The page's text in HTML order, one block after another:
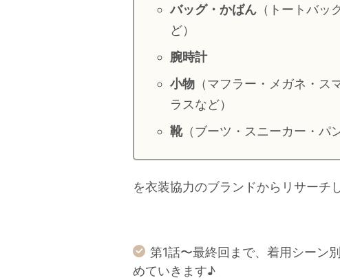
バッグ・かばん （トートバ
ど）
腕時計
小物 （マフラー・メガネ・
ラスなど）
靴（ブーツ・スニーカー・パ
を衣装協力のブランドからリサーチ
第1話〜最終回まで、着用シーン
めていきます♪